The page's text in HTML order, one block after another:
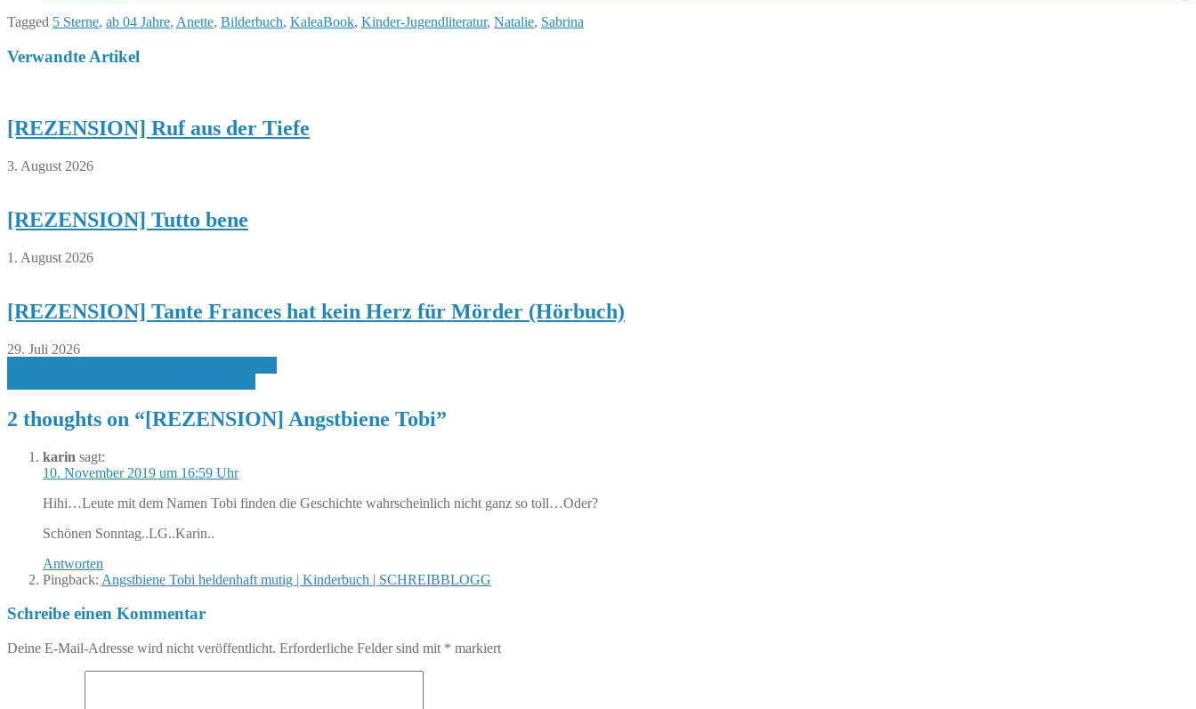
Tagged 5 Sterne, ab 04 Jahre, Anette, Bilderbuch, KaleaBook, Kinder-Jugendliteratur, Natalie, Sabrina
Verwandte Artikel
[REZENSION] Ruf aus der Tiefe
3. August 2026
[REZENSION] Tutto bene
1. August 2026
[REZENSION] Tante Frances hat kein Herz für Mörder (Hörbuch)
29. Juli 2026
2 thoughts on “[REZENSION] Angstbiene Tobi”
karin sagt:
10. November 2019 um 16:59 Uhr
Hihi…Leute mit dem Namen Tobi finden die Geschichte wahrscheinlich nicht ganz so toll…Oder?
Schönen Sonntag..LG..Karin..
Antworten
Pingback: Angstbiene Tobi heldenhaft mutig | Kinderbuch | SCHREIBBLOGG
Schreibe einen Kommentar
Deine E-Mail-Adresse wird nicht veröffentlicht. Erforderliche Felder sind mit * markiert